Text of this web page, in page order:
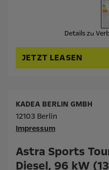
Details zu
JETZT LEASEN
Astra Sports
Diesel, 96 kW
KADEA BERLIN GMBH
12103 Berlin
Impressum